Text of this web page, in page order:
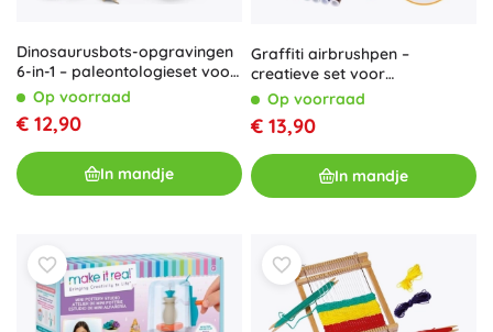
Dinosaurusbots-opgravingen
6-in-1 – paleontologieset voor
kinderen
Op voorraad
€ 12,90
In mandje
Graffiti airbrushpen –
creatieve set voor
spraypainting
Op voorraad
€ 13,90
In mandje